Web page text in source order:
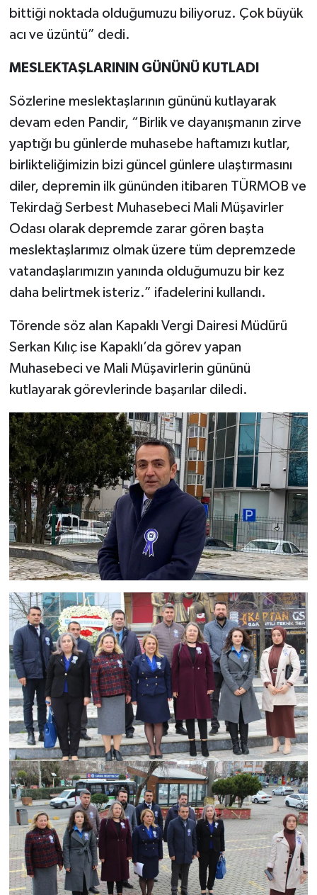
bittiği noktada olduğumuzu biliyoruz. Çok büyük
acı ve üzüntü” dedi.
MESLEKTAŞLARININ GÜNÜNÜ KUTLADI
Sözlerine meslektaşlarının gününü kutlayarak
devam eden Pandir, “Birlik ve dayanışmanın zirve
yaptığı bu günlerde muhasebe haftamızı kutlar,
birlikteliğimizin bizi güncel günlere ulaştırmasını
diler, depremin ilk gününden itibaren TÜRMOB ve
Tekirdağ Serbest Muhasebeci Mali Müşavirler
Odası olarak depremde zarar gören başta
meslektaşlarımız olmak üzere tüm depremzede
vatandaşlarımızın yanında olduğumuzu bir kez
daha belirtmek isteriz.” ifadelerini kullandı.
Törende söz alan Kapaklı Vergi Dairesi Müdürü
Serkan Kılıç ise Kapaklı’da görev yapan
Muhasebeci ve Mali Müşavirlerin gününü
kutlayarak görevlerinde başarılar diledi.